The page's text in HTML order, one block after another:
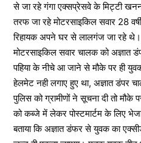
से जा रहे गंगा एक्सप्रेसवे के मिट्टी
तरफ जा रहे मोटरसाइकिल सवार 28
रिहायक अपने घर से लालगंज जा रहे
मोटरसाइकिल सवार चालक को अज्ञात
पहिया के नीचे आ जाने से मौके पर ही
हेलमेट नही लगाए हुए था, अज्ञात डंपर
पुलिस को ग्रामीणों ने सूचना दी तो
को कब्जे में लेकर पोस्टमार्टम के लिए
बताया कि अज्ञात डंफर से युवक का